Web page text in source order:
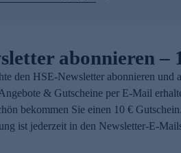
abonnieren –
den HSE-Newsletter abonnieren und
& Gutscheine per E-Mail
bekommen Sie einen 10 €
ist jederzeit in den Newsletter-E-